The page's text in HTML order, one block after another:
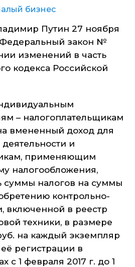
бизнес
Путин 27 ноября
Федеральный закон №
изменений в часть
кодекса Российской
– налогоплательщикам
вмененный доход для
и
применяющим
налогообложения,
суммы налогов на суммы
контрольно-
включенной в реестр
техники, в размере
на каждый экземпляр
регистрации в
с 1 февраля 2017 г. до 1